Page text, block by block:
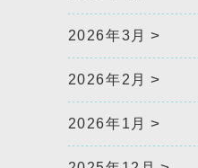
2026年3月
2026年2月
2026年1月